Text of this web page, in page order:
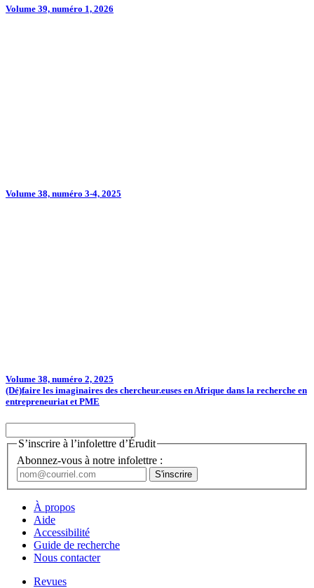
Volume 39, numéro 1, 2026
Volume 38, numéro 3-4, 2025
Volume 38, numéro 2, 2025
(Dé)faire les imaginaires des chercheur.euses en Afrique dans la recherche en
entrepreneuriat et PME
S’inscrire à l’infolettre d’Érudit
Abonnez-vous à notre infolettre :
À propos
Aide
Accessibilité
Guide de recherche
Nous contacter
Revues